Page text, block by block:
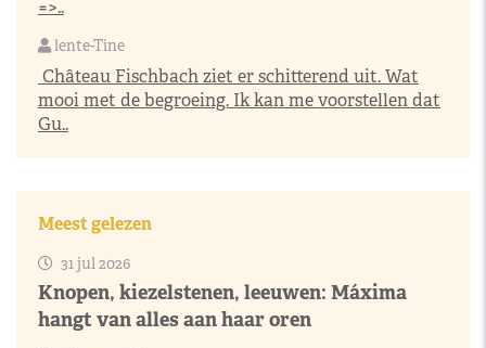
=>..
lente-Tine
Château Fischbach ziet er schitterend uit. Wat
mooi met de begroeing. Ik kan me voorstellen dat
Gu..
Meest gelezen
31 jul 2026
Knopen, kiezelstenen, leeuwen: Máxima
hangt van alles aan haar oren